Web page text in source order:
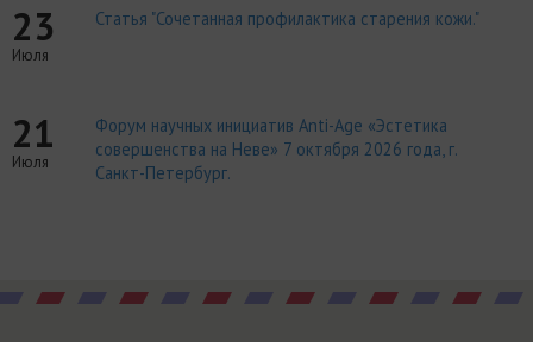
23
Июля
Статья "Сочетанная профилактика старения кожи."
21
Июля
Форум научных инициатив Anti-Age «Эстетика
совершенства на Неве» 7 октября 2026 года, г.
Санкт-Петербург.